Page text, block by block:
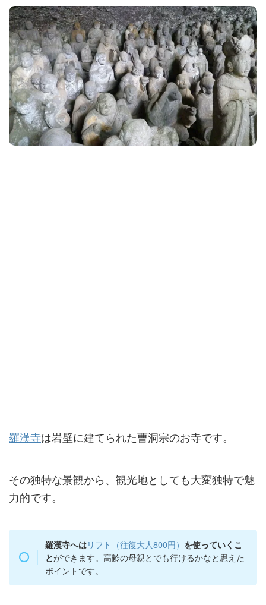
羅漢寺は岩壁に建てられた曹洞宗のお寺です。
その独特な景観から、観光地としても大変独特で魅
力的です。
羅漢寺へはリフト（往復大人800円） を使っていくこ
とができます。高齢の母親とでも行けるかなと思えた
ポイントです。